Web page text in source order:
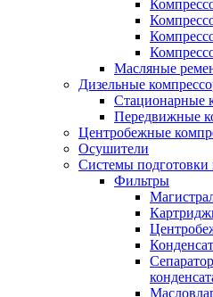
Масляные
Дизельные
Стационарные
Передвижные
Центробежные
Осушители
Системы подготовки
Фильтры